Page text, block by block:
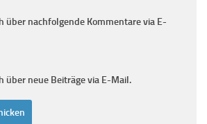
über nachfolgende Kommentare via E-
über neue Beiträge via E-Mail.